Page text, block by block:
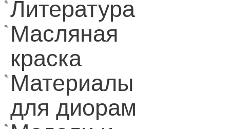
Литература
Масляная
краска
Материалы
для диорам